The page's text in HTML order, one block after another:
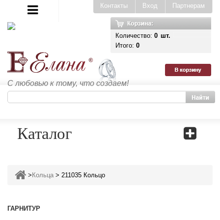
С любовью к тому, что создаем!
Партнерам
Вход
Контакты
Количество: 0 шт.
Итого: 0
Каталог
> Кольца > 211035 Кольцо
ГАРНИТУР